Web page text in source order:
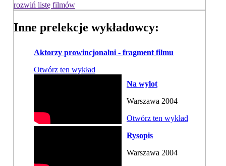
rozwiń listę filmów
Inne prelekcje wykładowcy:
Aktorzy prowincjonalni - fragment filmu
Otwórz ten wykład
Na wylot
Warszawa 2004
Otwórz ten wykład
Rysopis
Warszawa 2004